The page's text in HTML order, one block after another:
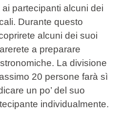
partecipanti alcuni dei
Durante questo
alcuni dei suoi
a preparare
La divisione
20 persone farà sì
un po’ del suo
individualmente.